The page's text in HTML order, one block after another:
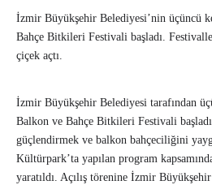
İzmir Büyükşehir Belediyesi’nin üçüncü
Bahçe Bitkileri Festivali başladı.
çiçek açtı.
İzmir Büyükşehir Belediyesi tarafından
Balkon ve Bahçe Bitkileri Festivali
güçlendirmek ve balkon bahçeciliğini
Kültürpark’ta yapılan program
yaratıldı. Açılış törenine İzmir